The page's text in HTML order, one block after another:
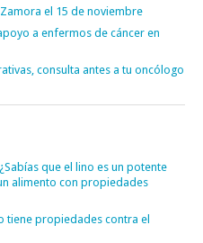
el 15 de noviembre
a enfermos de cáncer en
consulta antes a tu oncólogo
¿Sabías que el lino es un potente
alimento con propiedades
tiene propiedades contra el